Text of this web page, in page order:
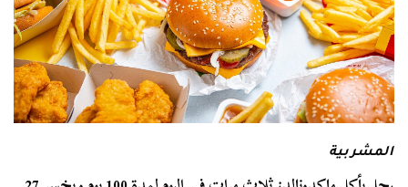
المشربية